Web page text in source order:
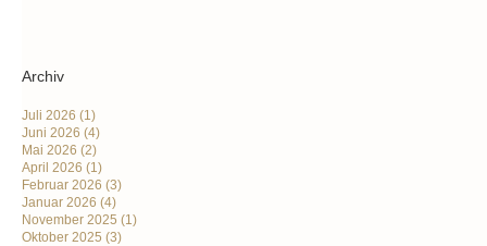
Archiv
Juli 2026 (1)
Juni 2026 (4)
Mai 2026 (2)
April 2026 (1)
Februar 2026 (3)
Januar 2026 (4)
November 2025 (1)
Oktober 2025 (3)